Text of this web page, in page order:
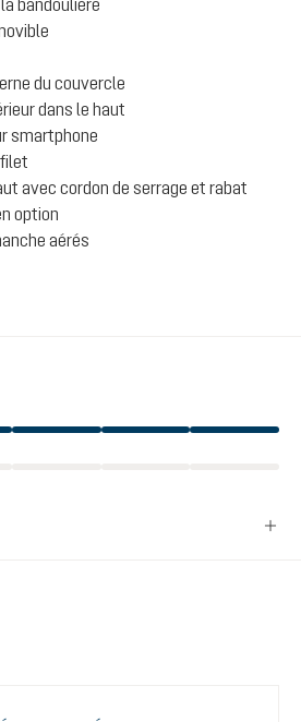
bandoulière
du couvercle
dans le haut
smartphone
avec cordon de serrage et rabat
option
aérés